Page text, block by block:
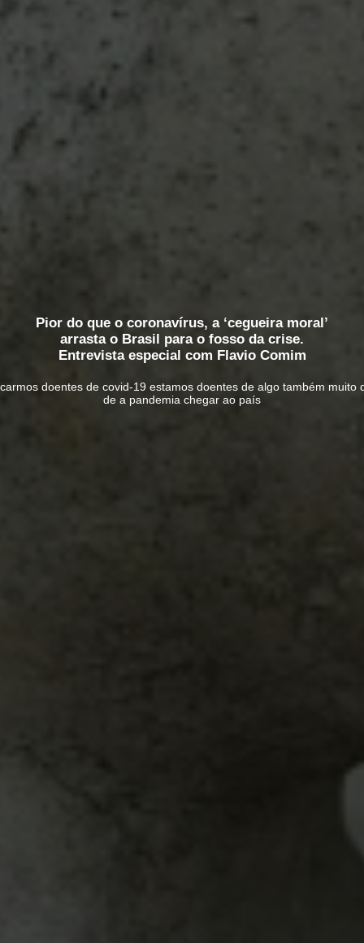
Pior do que o coronavírus, a ‘cegueira moral’
arrasta o Brasil para o fosso da crise.
Entrevista especial com Flavio Comim
doentes de covid-19 estamos doentes de algo também muito
de a pandemia chegar ao país